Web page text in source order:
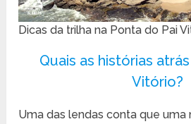
Dicas da trilha na Ponta do Pai
Quais as histórias
Vitório?
Uma das lendas conta que uma